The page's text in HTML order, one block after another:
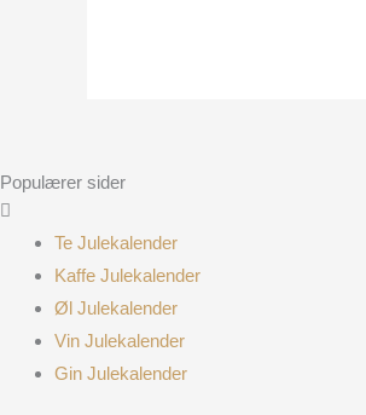
Populærer sider
Te Julekalender
Kaffe Julekalender
Øl Julekalender
Vin Julekalender
Gin Julekalender